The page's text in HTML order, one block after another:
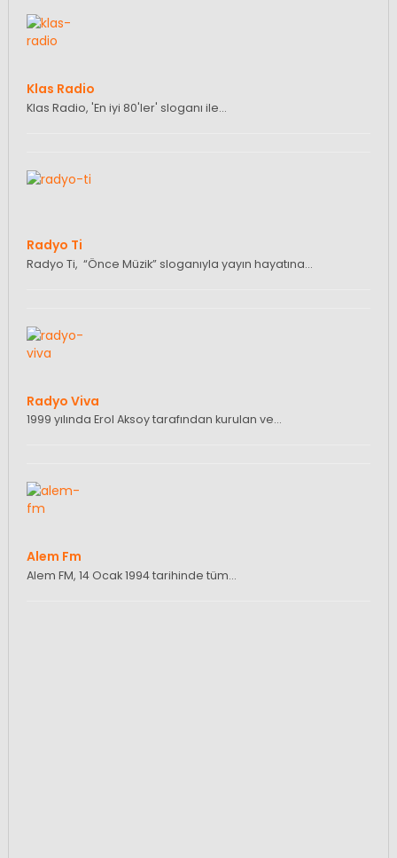
Klas Radio
Klas Radio, 'En iyi 80'ler' sloganı ile…
Radyo Ti
Radyo Ti, “Önce Müzik” sloganıyla yayın hayatına…
Radyo Viva
1999 yılında Erol Aksoy tarafından kurulan ve…
Alem Fm
Alem FM, 14 Ocak 1994 tarihinde tüm…